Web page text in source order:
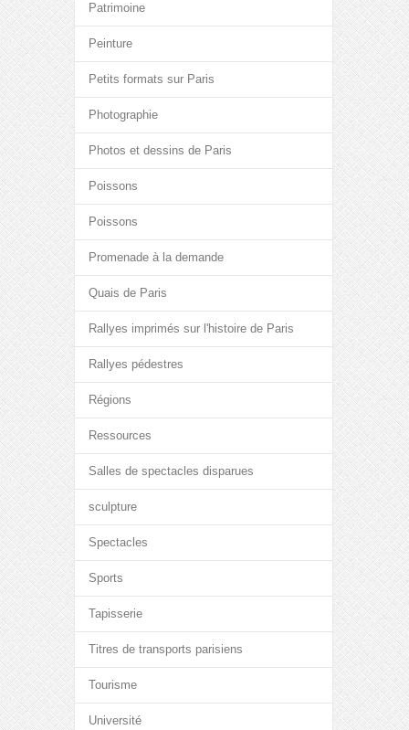
Patrimoine
Peinture
Petits formats sur Paris
Photographie
Photos et dessins de Paris
Poissons
Poissons
Promenade à la demande
Quais de Paris
Rallyes imprimés sur l'histoire de Paris
Rallyes pédestres
Régions
Ressources
Salles de spectacles disparues
sculpture
Spectacles
Sports
Tapisserie
Titres de transports parisiens
Tourisme
Université